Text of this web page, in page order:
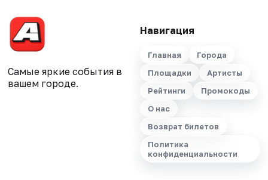
Самые яркие события в
вашем городе.
Навигация
Главная
Города
Площадки
Артисты
Рейтинги
Промокоды
О нас
Возврат билетов
Политика
конфиденциальности